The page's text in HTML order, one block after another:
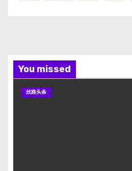
You missed
丝路头条